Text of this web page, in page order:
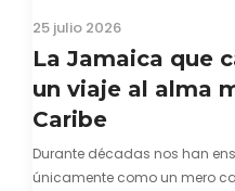
25 julio 2026
La Jamaica que
un viaje al alma
Caribe
Durante décadas nos han
únicamente como un mero